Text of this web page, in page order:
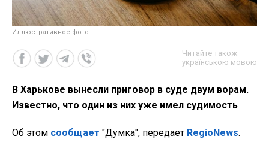
Иллюстративное фото
Читайте також
українською мовою
В Харькове вынесли приговор в суде двум ворам.
Известно, что один из них уже имел судимость
Об этом сообщает "Думка", передает RegioNews.